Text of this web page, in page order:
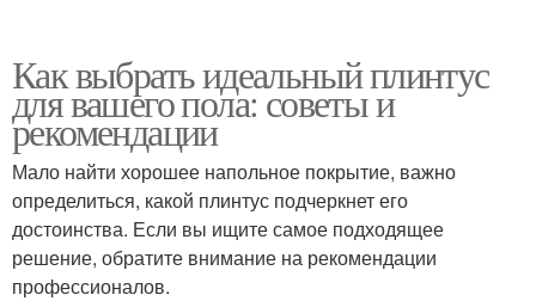
Как выбрать идеальный плинтус
для вашего пола: советы и
рекомендации
Мало найти хорошее напольное покрытие, важно
определиться, какой плинтус подчеркнет его
достоинства. Если вы ищите самое подходящее
решение, обратите внимание на рекомендации
профессионалов.